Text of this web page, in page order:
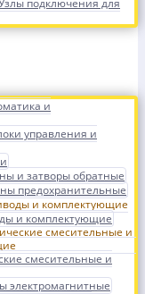
подключения для
и
управления и
и затворы обратные
предохранительные
и комплектующие
смесительные и
электромагнитные